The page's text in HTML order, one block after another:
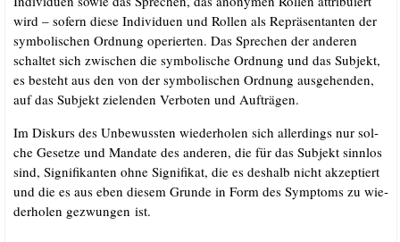
wird – sofern die­se Indi­vi­du­en und Rol­len als Reprä­sen­tan­ten der
sym­bo­li­schen Ord­nung ope­rier­ten. Das Spre­chen der ande­ren
schal­tet sich zwi­schen die sym­bo­li­sche Ord­nung und das Sub­jekt,
es besteht aus den von der sym­bo­li­schen Ord­nung aus­ge­hen­den,
auf das Sub­jekt zie­len­den Ver­bo­ten und Aufträgen.
Im Dis­kurs des Unbe­wuss­ten wie­der­ho­len sich aller­dings nur sol­
che Geset­ze und Man­da­te des ande­ren, die für das Sub­jekt sinn­los
sind, Signi­fi­kan­ten ohne Signi­fi­kat, die es des­halb nicht akzep­tiert
und die es aus eben die­sem Grun­de in Form des Sym­ptoms zu wie­
der­ho­len gezwun­gen ist.